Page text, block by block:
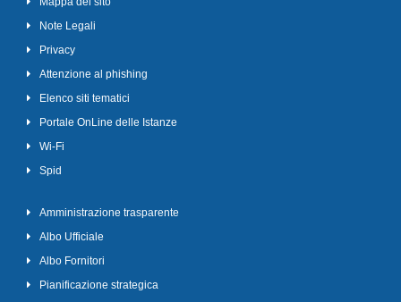
Note Legali
Privacy
Attenzione al phishing
Elenco siti tematici
Portale OnLine delle Istanze
Wi-Fi
Spid
Amministrazione trasparente
Albo Ufficiale
Albo Fornitori
Pianificazione strategica